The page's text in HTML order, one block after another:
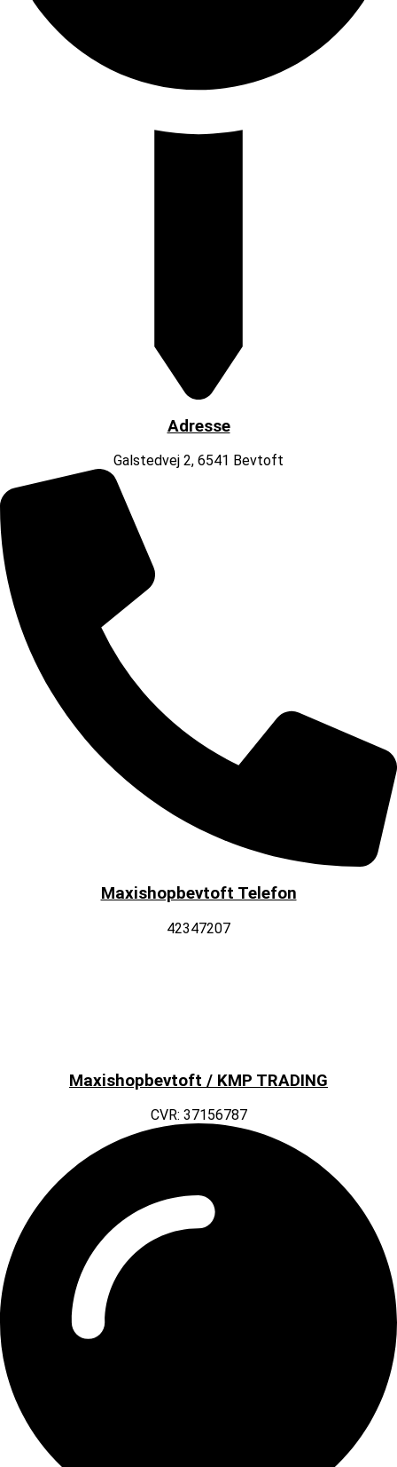
Adresse
Galstedvej 2, 6541 Bevtoft
Maxishopbevtoft Telefon
42347207
Maxishopbevtoft / KMP TRADING
CVR: 37156787